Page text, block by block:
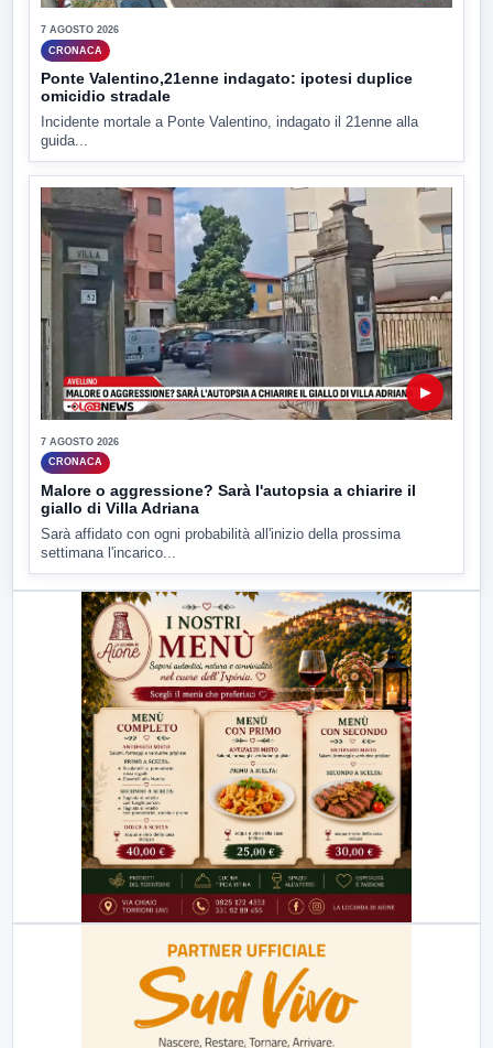
7 AGOSTO 2026
CRONACA
Ponte Valentino,21enne indagato: ipotesi duplice
omicidio stradale
Incidente mortale a Ponte Valentino, indagato il 21enne alla
guida...
▶
7 AGOSTO 2026
CRONACA
Malore o aggressione? Sarà l'autopsia a chiarire il
giallo di Villa Adriana
Sarà affidato con ogni probabilità all'inizio della prossima
settimana l'incarico...